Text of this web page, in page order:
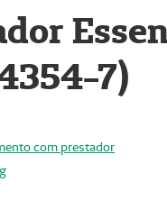
7)
com prestador